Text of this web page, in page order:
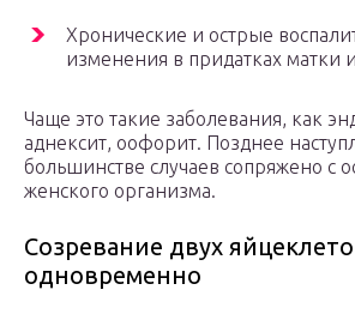
Хронические и острые
изменения в придатках матки
Чаще это такие заболевания, как
аднексит, оофорит. Позднее
большинстве случаев сопряжено с
женского организма.
Созревание двух
одновременно